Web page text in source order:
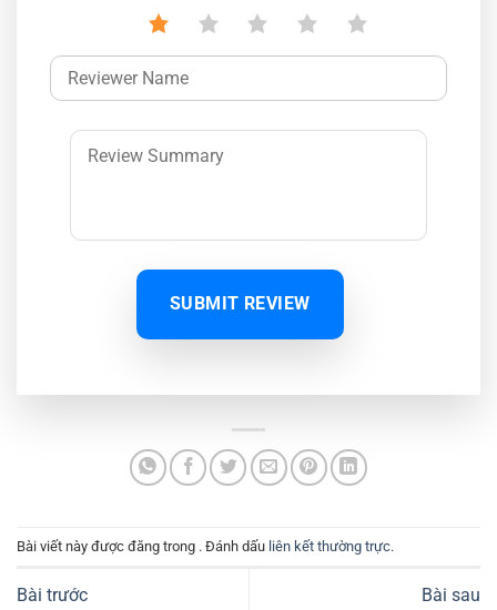
SUBMIT REVIEW
Bài viết này được đăng trong . Đánh dấu liên kết thường trực.
Bài trước Bài sau